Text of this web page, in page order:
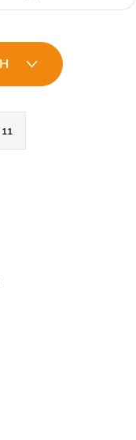
plocha sef 0,6776 m²,
lakování RAL, zakryje
otvory, užívané...
11